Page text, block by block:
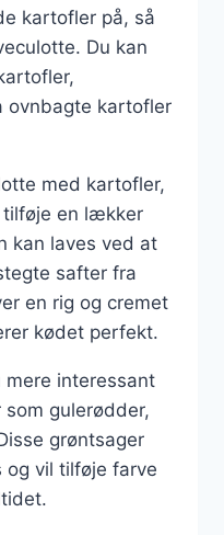
kartofler på, så
Du kan
ovnbagte kartofler
med kartofler,
tilføje en lækker
kan laves ved at
safter fra
en rig og cremet
kødet perfekt.
mere interessant
gulerødder,
grøntsager
og vil tilføje farve